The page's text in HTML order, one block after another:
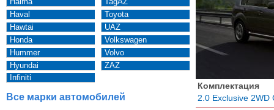
Haval
Hawtai
Honda
Hummer
Hyundai
Infiniti
Toyota
UAZ
Volkswagen
Volvo
ZAZ
Все марки автомобилей
Комплектация
2.0 Exclusive 2WD